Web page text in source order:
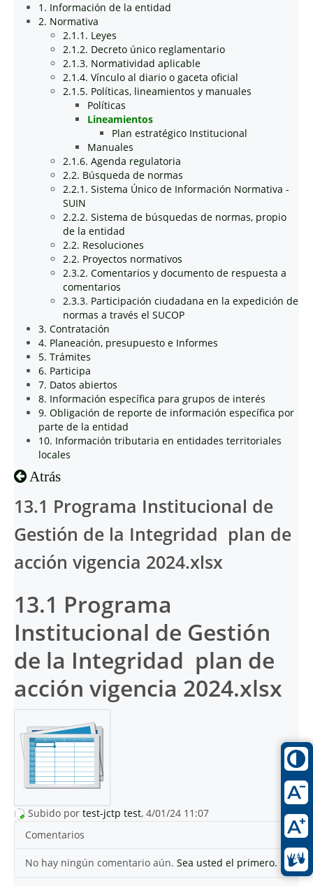
1. Información de la entidad
2. Normativa
2.1.1. Leyes
2.1.2. Decreto único reglamentario
2.1.3. Normatividad aplicable
2.1.4. Vínculo al diario o gaceta oficial
2.1.5. Políticas, lineamientos y manuales
Políticas
Lineamientos
Plan estratégico Institucional
Manuales
2.1.6. Agenda regulatoria
2.2. Búsqueda de normas
2.2.1. Sistema Único de Información Normativa -
SUIN
2.2.2. Sistema de búsquedas de normas, propio
de la entidad
2.2. Resoluciones
2.2. Proyectos normativos
2.3.2. Comentarios y documento de respuesta a
comentarios
2.3.3. Participación ciudadana en la expedición de
normas a través el SUCOP
3. Contratación
4. Planeación, presupuesto e Informes
5. Trámites
6. Participa
7. Datos abiertos
8. Información específica para grupos de interés
9. Obligación de reporte de información específica por
parte de la entidad
10. Información tributaria en entidades territoriales
locales
Atrás
13.1 Programa Institucional de
Gestión de la Integridad  plan de
acción vigencia 2024.xlsx
13.1 Programa
Institucional de Gestión
de la Integridad  plan de
acción vigencia 2024.xlsx
Subido por test-jctp test, 4/01/24 11:07
Comentarios
No hay ningún comentario aún. Sea usted el primero.